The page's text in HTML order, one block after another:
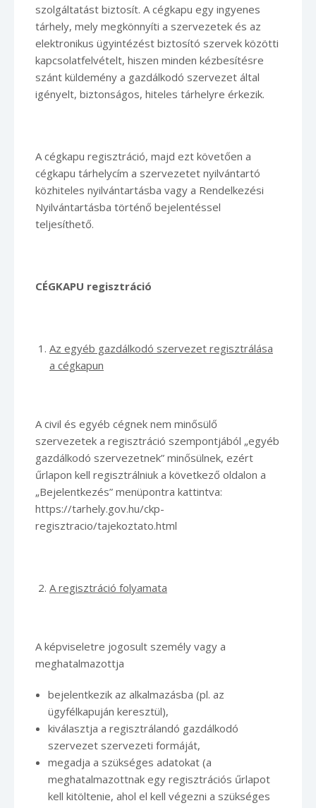
szolgáltatást biztosít. A cégkapu egy ingyenes
tárhely, mely megkönnyíti a szervezetek és az
elektronikus ügyintézést biztosító szervek közötti
kapcsolatfelvételt, hiszen minden kézbesítésre
szánt küldemény a gazdálkodó szervezet által
igényelt, biztonságos, hiteles tárhelyre érkezik.
A cégkapu regisztráció, majd ezt követően a
cégkapu tárhelycím a szervezetet nyilvántartó
közhiteles nyilvántartásba vagy a Rendelkezési
Nyilvántartásba történő bejelentéssel
teljesíthető.
CÉGKAPU regisztráció
Az egyéb gazdálkodó szervezet regisztrálása
a cégkapun
A civil és egyéb cégnek nem minősülő
szervezetek a regisztráció szempontjából „egyéb
gazdálkodó szervezetnek” minősülnek, ezért
űrlapon kell regisztrálniuk a következő oldalon a
„Bejelentkezés” menüpontra kattintva:
https://tarhely.gov.hu/ckp-
regisztracio/tajekoztato.html
A regisztráció folyamata
A képviseletre jogosult személy vagy a
meghatalmazottja
bejelentkezik az alkalmazásba (pl. az
ügyfélkapuján keresztül),
kiválasztja a regisztrálandó gazdálkodó
szervezet szervezeti formáját,
megadja a szükséges adatokat (a
meghatalmazottnak egy regisztrációs űrlapot
kell kitöltenie, ahol el kell végezni a szükséges